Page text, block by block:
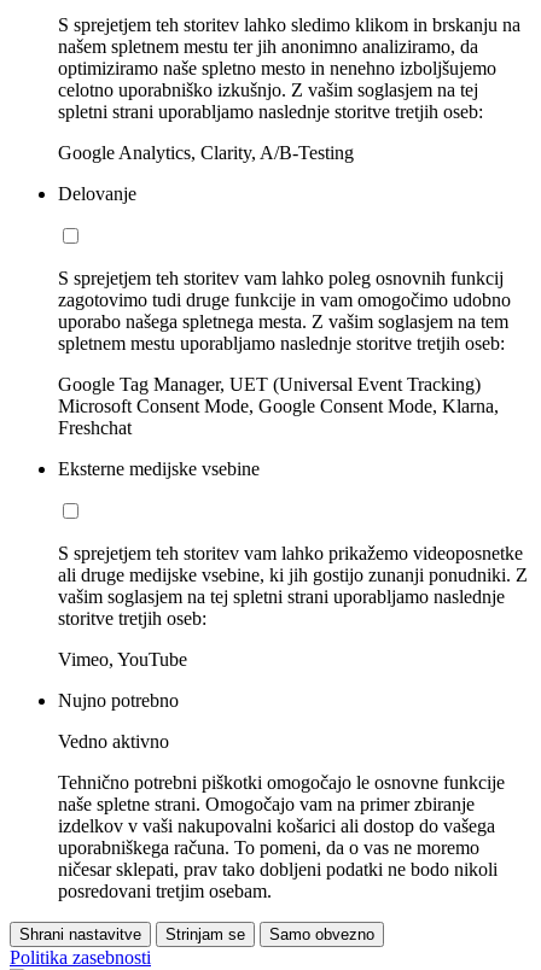
S sprejetjem teh storitev lahko sledimo klikom in brskanju na
našem spletnem mestu ter jih anonimno analiziramo, da
optimiziramo naše spletno mesto in nenehno izboljšujemo
celotno uporabniško izkušnjo. Z vašim soglasjem na tej
spletni strani uporabljamo naslednje storitve tretjih oseb:
Google Analytics, Clarity, A/B-Testing
Delovanje
S sprejetjem teh storitev vam lahko poleg osnovnih funkcij
zagotovimo tudi druge funkcije in vam omogočimo udobno
uporabo našega spletnega mesta. Z vašim soglasjem na tem
spletnem mestu uporabljamo naslednje storitve tretjih oseb:
Google Tag Manager, UET (Universal Event Tracking)
Microsoft Consent Mode, Google Consent Mode, Klarna,
Freshchat
Eksterne medijske vsebine
S sprejetjem teh storitev vam lahko prikažemo videoposnetke
ali druge medijske vsebine, ki jih gostijo zunanji ponudniki. Z
vašim soglasjem na tej spletni strani uporabljamo naslednje
storitve tretjih oseb:
Vimeo, YouTube
Nujno potrebno
Vedno aktivno
Tehnično potrebni piškotki omogočajo le osnovne funkcije
naše spletne strani. Omogočajo vam na primer zbiranje
izdelkov v vaši nakupovalni košarici ali dostop do vašega
uporabniškega računa. To pomeni, da o vas ne moremo
ničesar sklepati, prav tako dobljeni podatki ne bodo nikoli
posredovani tretjim osebam.
Shrani nastavitve Strinjam se Samo obvezno
Politika zasebnosti